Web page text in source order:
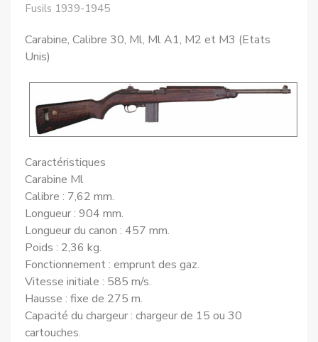
Fusils 1939-1945
Carabine, Calibre 30, Ml, Ml A1, M2 et M3 (Etats
Unis)
Caractéristiques
Carabine Ml
Calibre : 7,62 mm.
Longueur : 904 mm.
Longueur du canon : 457 mm.
Poids : 2,36 kg.
Fonctionnement : emprunt des gaz.
Vitesse initiale : 585 m/s.
Hausse : fixe de 275 m.
Capacité du chargeur : chargeur de 15 ou 30
cartouches.